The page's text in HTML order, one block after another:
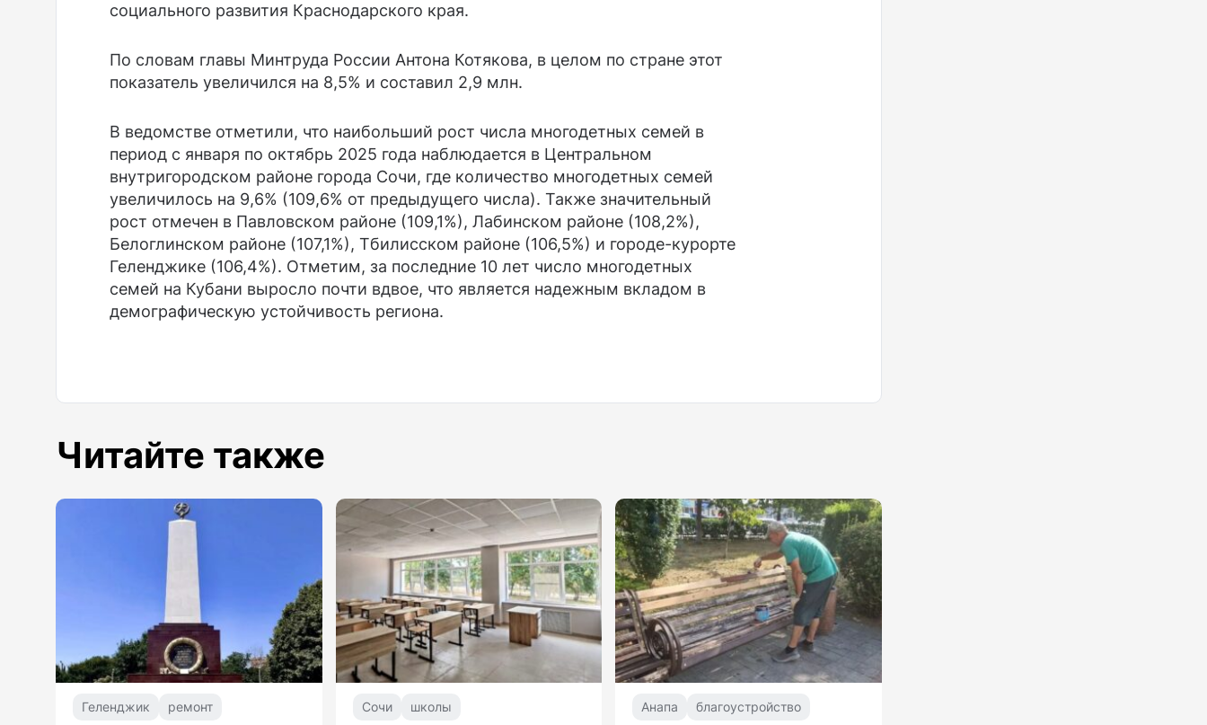
социального развития Краснодарского края.
По словам главы Минтруда России Антона Котякова, в целом по стране этот
показатель увеличился на 8,5% и составил 2,9 млн.
В ведомстве отметили, что наибольший рост числа многодетных семей в
период с января по октябрь 2025 года наблюдается в Центральном
внутригородском районе города Сочи, где количество многодетных семей
увеличилось на 9,6% (109,6% от предыдущего числа). Также значительный
рост отмечен в Павловском районе (109,1%), Лабинском районе (108,2%),
Белоглинском районе (107,1%), Тбилисском районе (106,5%) и городе-курорте
Геленджике (106,4%). Отметим, за последние 10 лет число многодетных
семей на Кубани выросло почти вдвое, что является надежным вкладом в
демографическую устойчивость региона.
Читайте также
Геленджик ремонт Сочи школы Анапа благоустройство